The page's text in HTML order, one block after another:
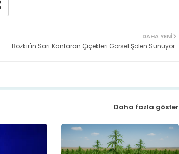
DAHA YENI
Bozkır'ın Sarı Kantaron Çiçekleri Görsel Şölen Sunuyor.
Daha fazla göster